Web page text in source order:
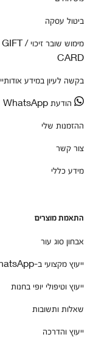
ביטול עסקה
מימוש שובר זיכוי / GIFT
CARD
בקשה לעיון במידע אודותיי
הודעת WhatsApp
ההזמנות שלי
צור קשר
מידע כללי
התאמת מוצרים
אבחון סוג עור
ייעוץ מקצועי ב-WhatsApp
ייעוץ וטיפולי יופי בחנות
שאלות ותשובות
ייעוץ והדרכה